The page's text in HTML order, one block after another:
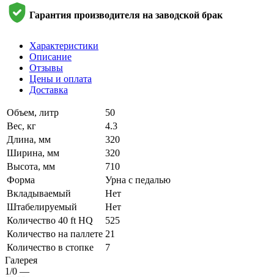
Гарантия производителя на заводской брак
Характеристики
Описание
Отзывы
Цены и оплата
Доставка
Объем, литр
50
Вес, кг
4.3
Длина, мм
320
Ширина, мм
320
Высота, мм
710
Форма
Урна с педалью
Вкладываемый
Нет
Штабелируемый
Нет
Количество 40 ft HQ
525
Количество на паллете 21
Количество в стопке
7
Галерея
1/0 —